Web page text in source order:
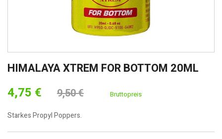
HIMALAYA XTREM FOR BOTTOM 20ML
4,75 € 9,50 € Bruttopreis
Starkes Propyl Poppers.